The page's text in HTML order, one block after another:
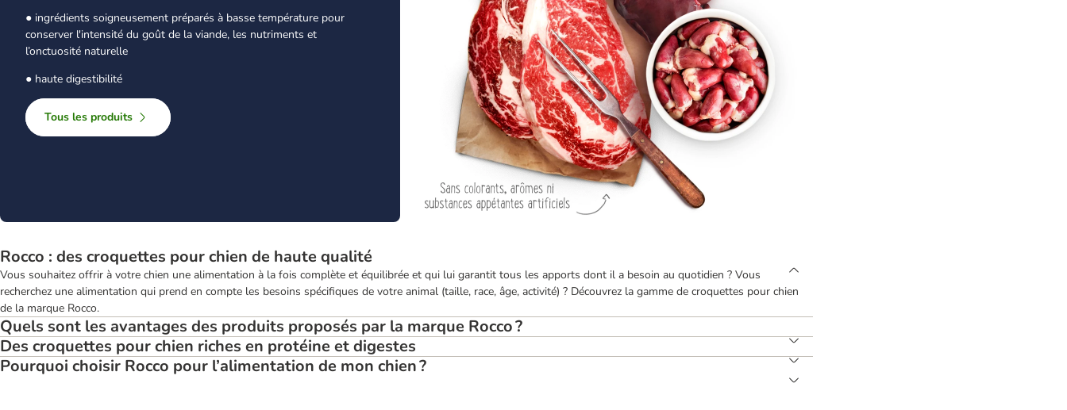
● ingrédients soigneusement préparés à basse température pour
conserver l'intensité du goût de la viande, les nutriments et
l’onctuosité naturelle
● haute digestibilité
Tous les produits
Rocco : des croquettes pour chien de haute qualité
Vous souhaitez offrir à votre chien une alimentation à la fois complète et équilibrée et qui lui garantit tous les apports dont il a besoin au quotidien ? Vous
recherchez une alimentation qui prend en compte les besoins spécifiques de votre animal (taille, race, âge, activité) ? Découvrez la gamme de croquettes pour chien
de la marque Rocco.
Quels sont les avantages des produits proposés par la marque Rocco ?
Des croquettes pour chien riches en protéine et digestes
Pourquoi choisir Rocco pour l’alimentation de mon chien ?